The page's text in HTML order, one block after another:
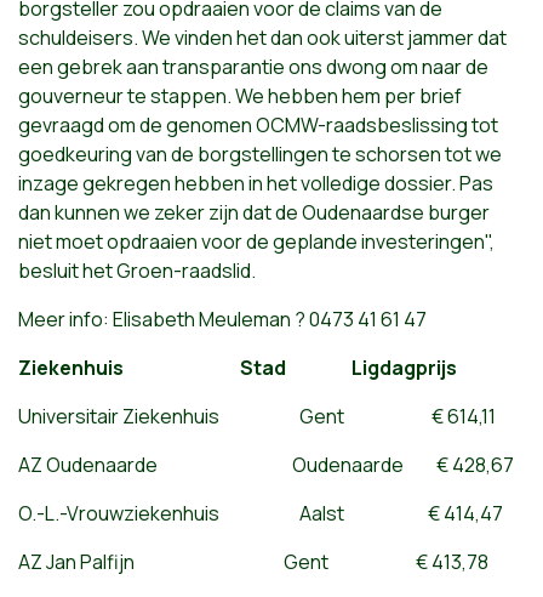
borgsteller zou opdraaien voor de claims van de
schuldeisers. We vinden het dan ook uiterst jammer dat
een gebrek aan transparantie ons dwong om naar de
gouverneur te stappen. We hebben hem per brief
gevraagd om de genomen OCMW-raadsbeslissing tot
goedkeuring van de borgstellingen te schorsen tot we
inzage gekregen hebben in het volledige dossier. Pas
dan kunnen we zeker zijn dat de Oudenaardse burger
niet moet opdraaien voor de geplande investeringen",
besluit het Groen-raadslid.
Meer info: Elisabeth Meuleman ? 0473 41 61 47
Ziekenhuis Stad Ligdagprijs
Universitair Ziekenhuis Gent € 614,11
AZ Oudenaarde Oudenaarde € 428,67
O.-L.-Vrouwziekenhuis Aalst € 414,47
AZ Jan Palfijn Gent € 413,78